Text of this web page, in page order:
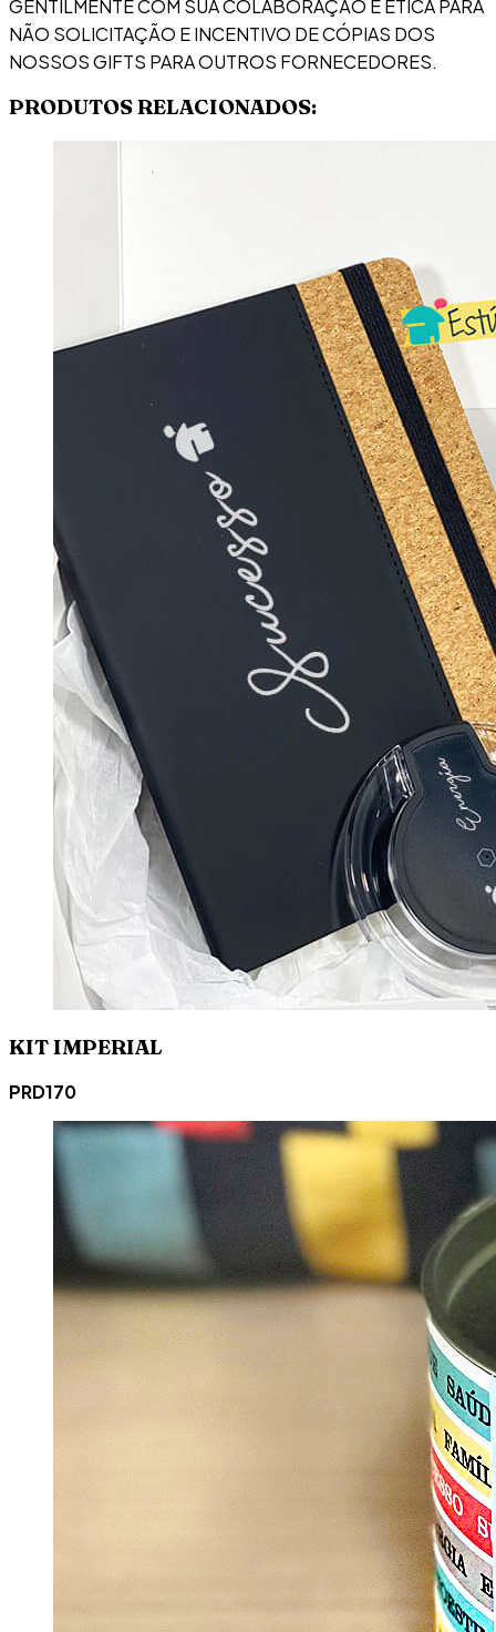
GENTILMENTE COM SUA COLABORAÇÃO E ÉTICA PARA
NÃO SOLICITAÇÃO E INCENTIVO DE CÓPIAS DOS
NOSSOS GIFTS PARA OUTROS FORNECEDORES.
PRODUTOS RELACIONADOS:
KIT IMPERIAL
PRD170